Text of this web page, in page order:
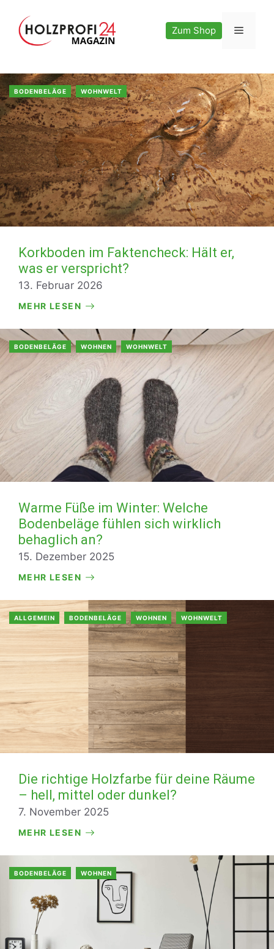
Inhalt
springen
Zum Shop Menü
BODENBELÄGE WOHNWELT
Korkboden im Faktencheck: Hält er,
was er verspricht?
13. Februar 2026
MEHR LESEN
BODENBELÄGE WOHNEN WOHNWELT
Warme Füße im Winter: Welche
Bodenbeläge fühlen sich wirklich
behaglich an?
15. Dezember 2025
MEHR LESEN
ALLGEMEIN BODENBELÄGE WOHNEN WOHNWELT
Die richtige Holzfarbe für deine Räume
– hell, mittel oder dunkel?
7. November 2025
MEHR LESEN
BODENBELÄGE WOHNEN